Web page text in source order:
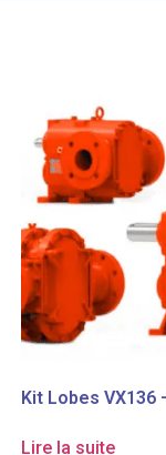
Kit Lobes VX136
Lire la suite